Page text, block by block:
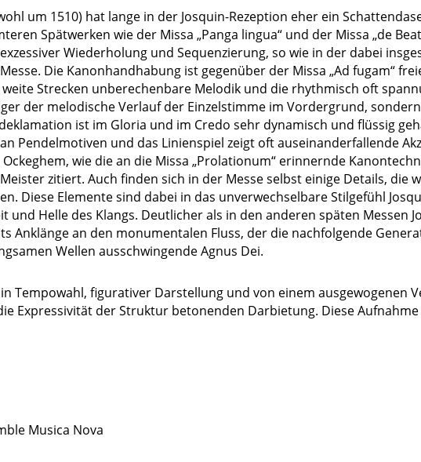
um 1510) hat lange in der Josquin-Rezeption eher ein
Spätwerken wie der Missa „Panga lingua“ und der Missa „de
Wiederholung und Sequenzierung, so wie in der dabei
Die Kanonhandhabung ist gegenüber der Missa „Ad fugam“
Strecken unberechenbare Melodik und die rhythmisch oft
der melodische Verlauf der Einzelstimme im Vordergrund,
ist im Gloria und im Credo sehr dynamisch und flüssig
Pendelmotiven und das Linienspiel zeigt oft auseinanderfallende
wie die an die Missa „Prolationum“ erinnernde
zitiert. Auch finden sich in der Messe selbst einige Details, die
Diese Elemente sind dabei in das unverwechselbare Stilgefühl
Helle des Klangs. Deutlicher als in den anderen späten Messen
Anklänge an den monumentalen Fluss, der die nachfolgende
Wellen ausschwingende Agnus Dei.
Tempowahl, figurativer Darstellung und von einem ausgewogenen
Expressivität der Struktur betonenden Darbietung. Diese Aufnahme
Musica Nova